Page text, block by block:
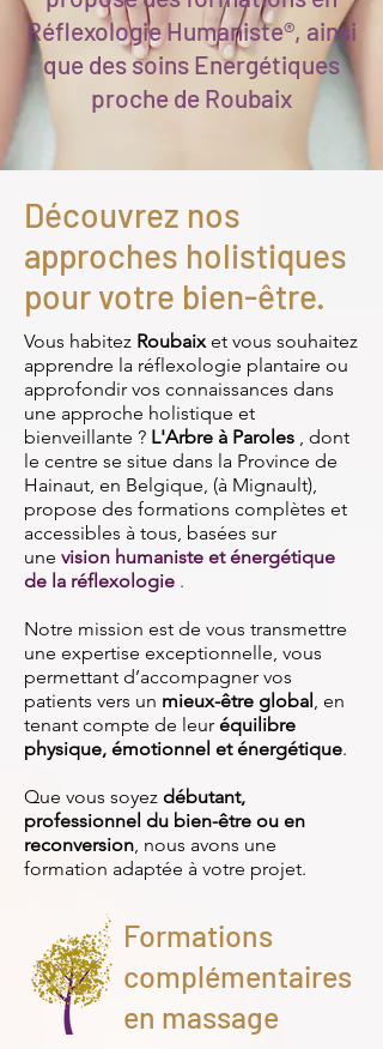
Réflexologie Humaniste®, ainsi
que des soins Energétiques
proche de Roubaix
Découvrez nos
approches holistiques
pour votre bien-être.
Vous habitez Roubaix et vous souhaitez
apprendre la réflexologie plantaire ou
approfondir vos connaissances dans
une approche holistique et
bienveillante ? L'Arbre à Paroles , dont
le centre se situe dans la Province de
Hainaut, en Belgique, (à Mignault),
propose des formations complètes et
accessibles à tous, basées sur
une vision humaniste et énergétique
de la réflexologie .
Notre mission est de vous transmettre
une expertise exceptionnelle, vous
permettant d’accompagner vos
patients vers un mieux-être global, en
tenant compte de leur équilibre
physique, émotionnel et énergétique.
Que vous soyez débutant,
professionnel du bien-être ou en
reconversion, nous avons une
formation adaptée à votre projet.
Formations
complémentaires
en massage